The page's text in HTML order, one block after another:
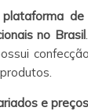
plataforma de
no Brasil
e